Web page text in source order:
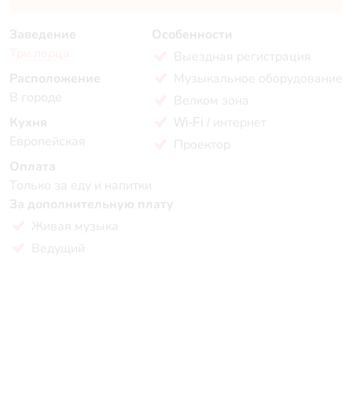
Заведение
Расположение
В городе
Кухня
Европейская
Оплата
Только за еду и напитки
Особенности
Выездная регистрация
Музыкальное оборудование
Велком зона
Wi-Fi / интернет
Проектор
За дополнительную плату
Живая музыка
Ведущий